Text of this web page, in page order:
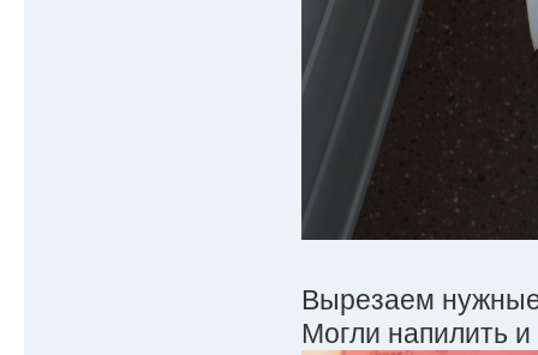
Вырезаем
Могли напилить